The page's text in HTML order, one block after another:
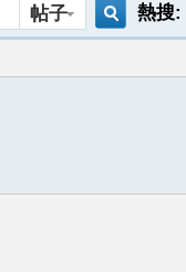
帖子 熱搜: